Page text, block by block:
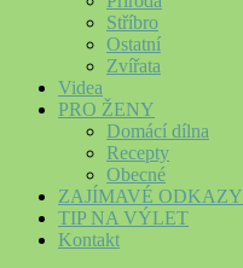
Stříbro
Ostatní
Zvířata
Videa
PRO ŽENY
Domácí dílna
Recepty
Obecné
ZAJÍMAVÉ ODKAZY
TIP NA VÝLET
Kontakt